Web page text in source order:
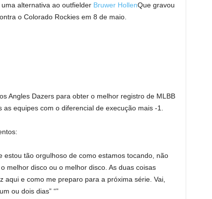
alternativa ao outfielder Bruwer HollenQue gravou
o Colorado Rockies em 8 de maio.
Angles Dazers para obter o melhor registro de MLBB
equipes com o diferencial de execução mais -1.
estou tão orgulhoso de como estamos tocando, não
melhor disco ou o melhor disco. As duas coisas
e como me preparo para a próxima série. Vai,
ou dois dias” “”